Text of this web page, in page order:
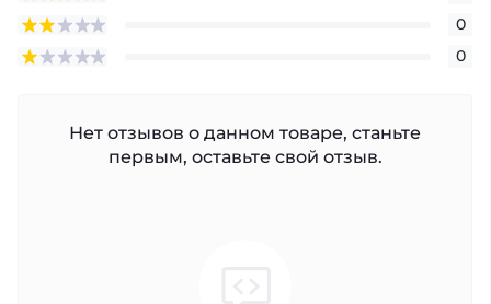
0
0
Нет отзывов о данном товаре, станьте
первым, оставьте свой отзыв.